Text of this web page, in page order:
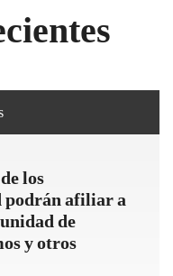
los
podrán afiliar a
de
y otros